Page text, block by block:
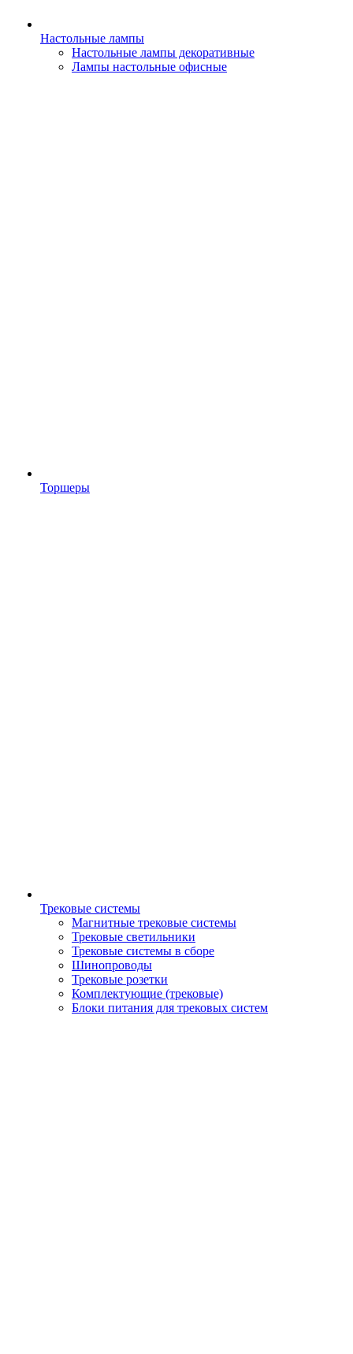
Настольные лампы
Настольные лампы декоративные
Лампы настольные офисные
Торшеры
Трековые системы
Магнитные трековые системы
Трековые светильники
Трековые системы в сборе
Шинопроводы
Трековые розетки
Комплектующие (трековые)
Блоки питания для трековых систем